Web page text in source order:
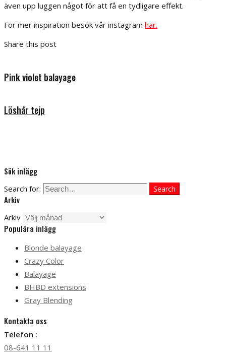
även upp luggen något för att få en tydligare effekt.
För mer inspiration besök vår instagram här.
Share this post
Pink violet balayage
Löshår tejp
Sök inlägg
Search for: Search
Arkiv
Arkiv
Populära inlägg
Blonde balayage
Crazy Color
Balayage
BHBD extensions
Gray Blending
Kontakta oss
Telefon :
08-641 11 11